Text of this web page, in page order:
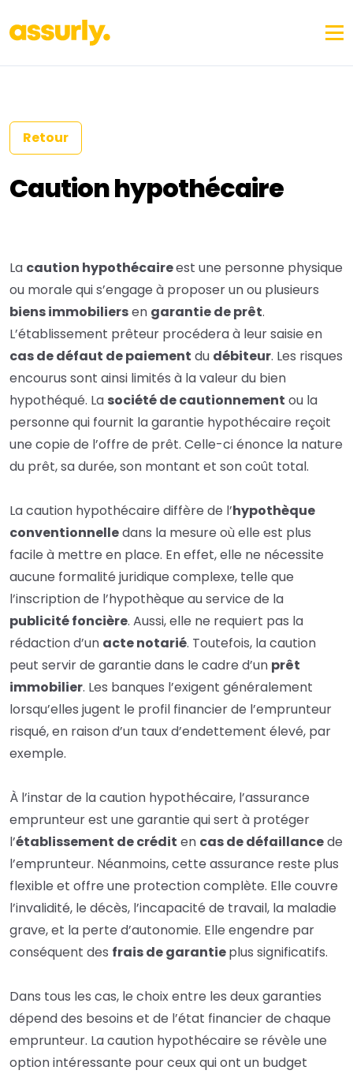
Retour
Caution hypothécaire
La caution hypothécaireest une personne physique
ou morale qui s’engage à proposer un ou plusieurs
biens immobiliersen garantie de prêt.
L’établissement prêteur procédera à leur saisie en
cas de défaut de paiement du débiteur. Les risques
encourus sont ainsi limités à la valeur du bien
hypothéqué. La société de cautionnement ou la
personne qui fournit la garantie hypothécaire reçoit
une copie de l’offre de prêt. Celle-ci énonce la nature
du prêt, sa durée, son montant et son coût total.
La caution hypothécaire diffère de l’hypothèque
conventionnelledans la mesure où elle est plus
facile à mettre en place. En effet, elle ne nécessite
aucune formalité juridique complexe, telle que
l’inscription de l’hypothèque au service de la
publicité foncière. Aussi, elle ne requiert pas la
rédaction d’un acte notarié. Toutefois, la caution
peut servir de garantie dans le cadre d’un prêt
immobilier. Les banques l’exigent généralement
lorsqu’elles jugent le profil financier de l’emprunteur
risqué, en raison d’un taux d’endettement élevé, par
exemple.
À l’instar de lacaution hypothécaire, l’assurance
emprunteur est une garantie qui sert à protéger
l’établissement de crédit en cas de défaillancede
l’emprunteur. Néanmoins, cette assurance reste plus
flexible et offre une protection complète. Elle couvre
l’invalidité, le décès, l’incapacité de travail, la maladie
grave, et la perte d’autonomie. Elle engendre par
conséquent des frais de garantieplus significatifs.
Dans tous les cas, le choix entre les deux garanties
dépend des besoins et de l’état financier de chaque
emprunteur. La caution hypothécaire se révèle une
option intéressante pour ceux qui ont un budget